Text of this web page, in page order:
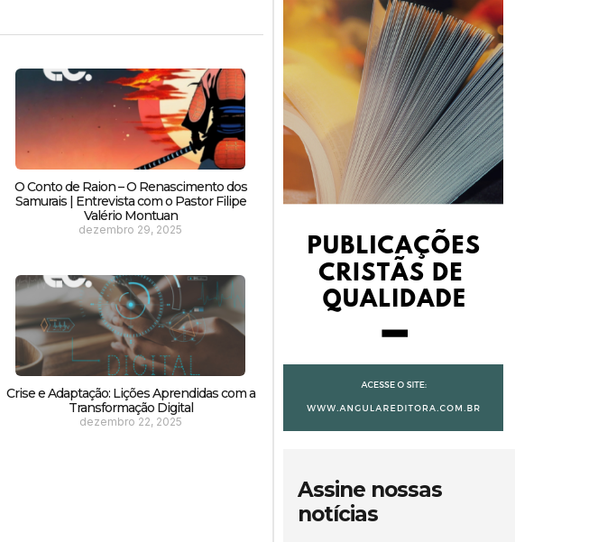
O Conto de Raion – O Renascimento dos
Samurais | Entrevista com o Pastor Filipe
Valério Montuan
dezembro 29, 2025
Crise e Adaptação: Lições Aprendidas com a
Transformação Digital
dezembro 22, 2025
Assine nossas
notícias